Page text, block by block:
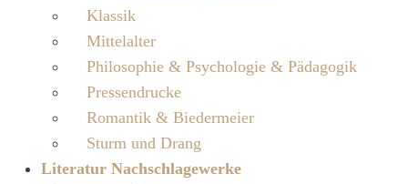
Klassik
Mittelalter
Philosophie & Psychologie & Pädagogik
Pressendrucke
Romantik & Biedermeier
Sturm und Drang
Literatur Nachschlagewerke